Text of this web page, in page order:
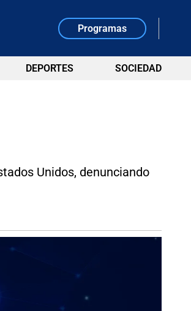
Programas
DEPORTES SOCIEDAD
Unidos, denunciando